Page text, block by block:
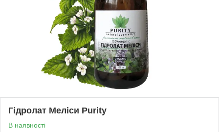
Гідролат Меліси Purity
В наявності